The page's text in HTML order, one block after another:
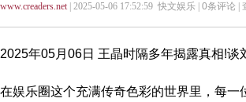
www.creaders.net| 2025-05-06 17:52:59 快文娱乐 | 0条评论 |
2025年05月06日 王晶时隔多年揭露真相!
在娱乐圈这个充满传奇色彩的世界里，每